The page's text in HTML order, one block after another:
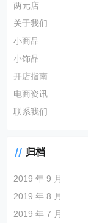
两元店
关于我们
小商品
小饰品
开店指南
电商资讯
联系我们
归档
2019 年 9 月
2019 年 8 月
2019 年 7 月